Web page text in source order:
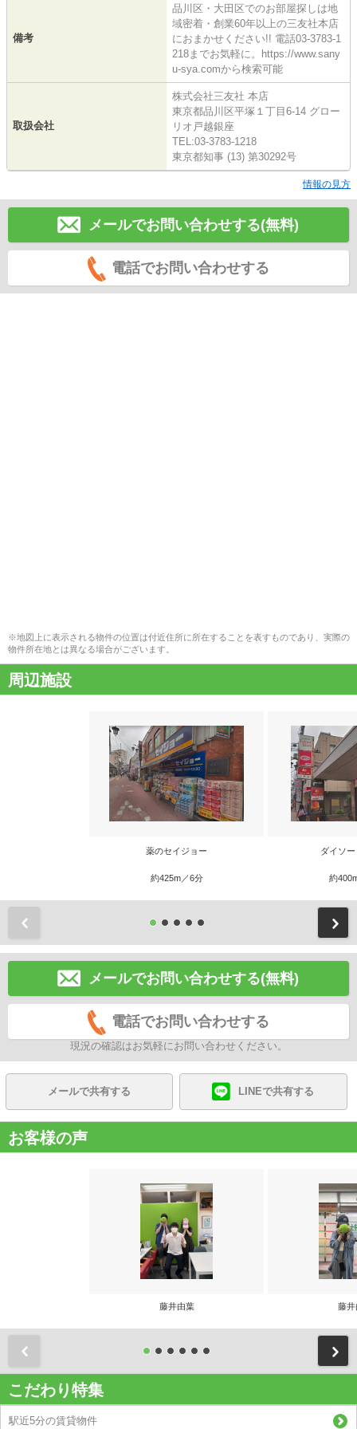
備考
品川区・大田区でのお部屋探しは地
域密着・創業60年以上の三友社本店
におまかせください!! 電話03-3783-1
218までお気軽に。https://www.sany
u-sya.comから検索可能
取扱会社
株式会社三友社 本店
東京都品川区平塚１丁目6-14 グロー
リオ戸越銀座
TEL:03-3783-1218
東京都知事 (13) 第30292号
情報の見方
メールでお問い合わせする(無料)
電話でお問い合わせする
※地図上に表示される物件の位置は付近住所に所在することを表すものであり、実際の
物件所在地とは異なる場合がございます。
周辺施設
薬のセイジョー
約425m／6分
ダイソ
約
メールでお問い合わせする(無料)
電話でお問い合わせする
現況の確認はお気軽にお問い合わせください。
メールで共有する LINEで共有する
お客様の声
藤井由葉 藤井
こだわり特集
駅近5分の賃貸物件